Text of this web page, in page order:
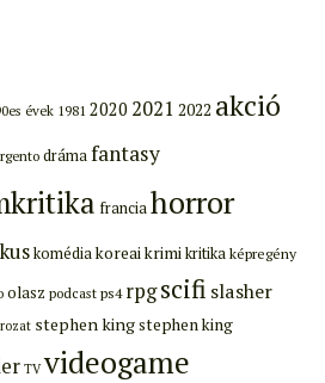
évek 1981 2020 2021 2022 akció
drámafantasy
franciahorror
komédiakoreaikrimikritikaképregény
olasz podcast ps4 rpgscifi slasher
stephen kingstephen king
TV videogame